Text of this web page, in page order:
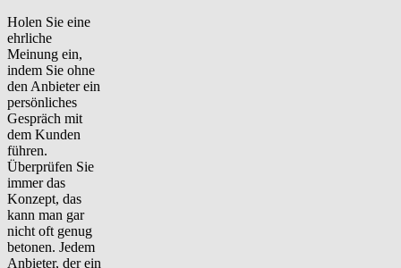
Holen Sie eine
ehrliche
Meinung ein,
indem Sie ohne
den Anbieter ein
persönliches
Gespräch mit
dem Kunden
führen.
Überprüfen Sie
immer das
Konzept, das
kann man gar
nicht oft genug
betonen. Jedem
Anbieter, der ein